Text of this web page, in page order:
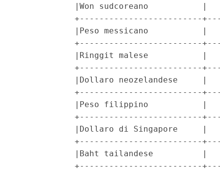
|Won sudcoreano           |
+-------------------------
|Peso messicano           |
+-------------------------
|Ringgit malese           |
+-------------------------
|Dollaro neozelandese     |
+-------------------------
|Peso filippino           |
+-------------------------
|Dollaro di Singapore     |
+-------------------------
|Baht tailandese          |
+-------------------------